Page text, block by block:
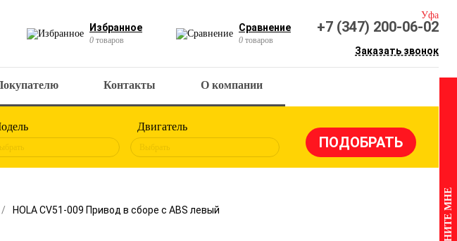
Избранное
0 товаров
Сравнение
0 товаров
Уфа
+7 (347) 200-06-02
Заказать звонок
Контакты О компании
Двигатель
Выбрать
HOLA CV51-009 Привод в сборе c ABS левый